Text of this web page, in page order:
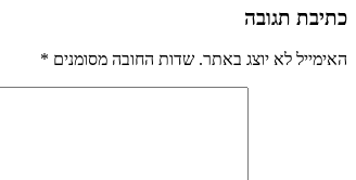
כתיבת תגובה
האימייל לא יוצג באתר. שדות החובה מסומנים *